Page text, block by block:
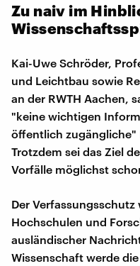
Zu naiv im
Kai-Uwe Schröder,
und Leichtbau sowie
an der RWTH Aachen,
"keine wichtigen
öffentlich zugängliche"
Trotzdem sei das Ziel
Vorfälle möglichst
Der
Hochschulen und
ausländischer
Wissenschaft werde